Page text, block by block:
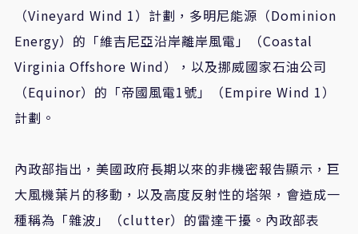
（Vineyard Wind 1）計劃，多明尼能源（Dominion
Energy）的「維吉尼亞沿岸離岸風電」（Coastal
Virginia Offshore Wind），以及挪威國家石油公司
（Equinor）的「帝國風電1號」（Empire Wind 1）
計劃。
內政部指出，美國政府長期以來的非機密報告顯示，巨
大風機葉片的移動，以及高度反射性的塔架，會造成一
種稱為「雜波」（clutter）的雷達干擾。內政部表